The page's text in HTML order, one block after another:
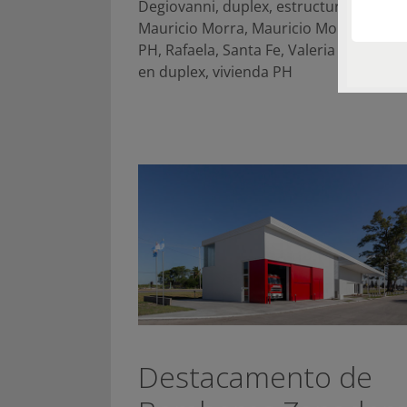
Degiovanni, duplex, estructuras
Mauricio Morra, Mauricio Morra
PH, Rafaela, Santa Fe, Valeria Alasia
en duplex, vivienda PH
Destacamento de